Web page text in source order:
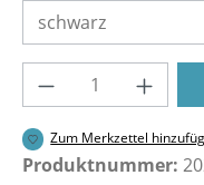
Produkt
Zum Merkzettel
Produktnummer: